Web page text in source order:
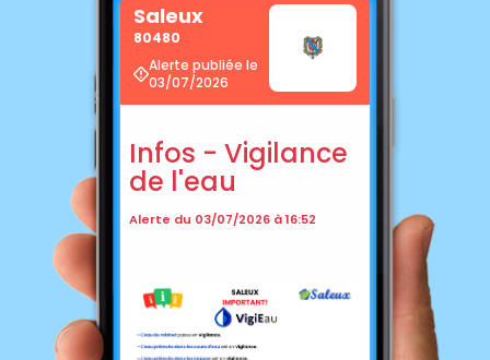
Saleux
80480
Alerte publiée le
03/07/2026
Infos - Vigilance
de l'eau
Alerte du 03/07/2026 à 16:52